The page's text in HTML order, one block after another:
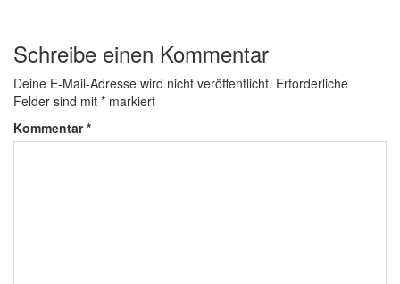
Schreibe einen Kommentar
Deine E-Mail-Adresse wird nicht veröffentlicht. Erforderliche
Felder sind mit * markiert
Kommentar*